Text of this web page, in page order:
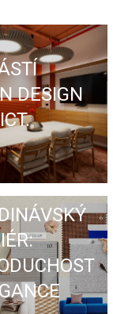
DESIGN